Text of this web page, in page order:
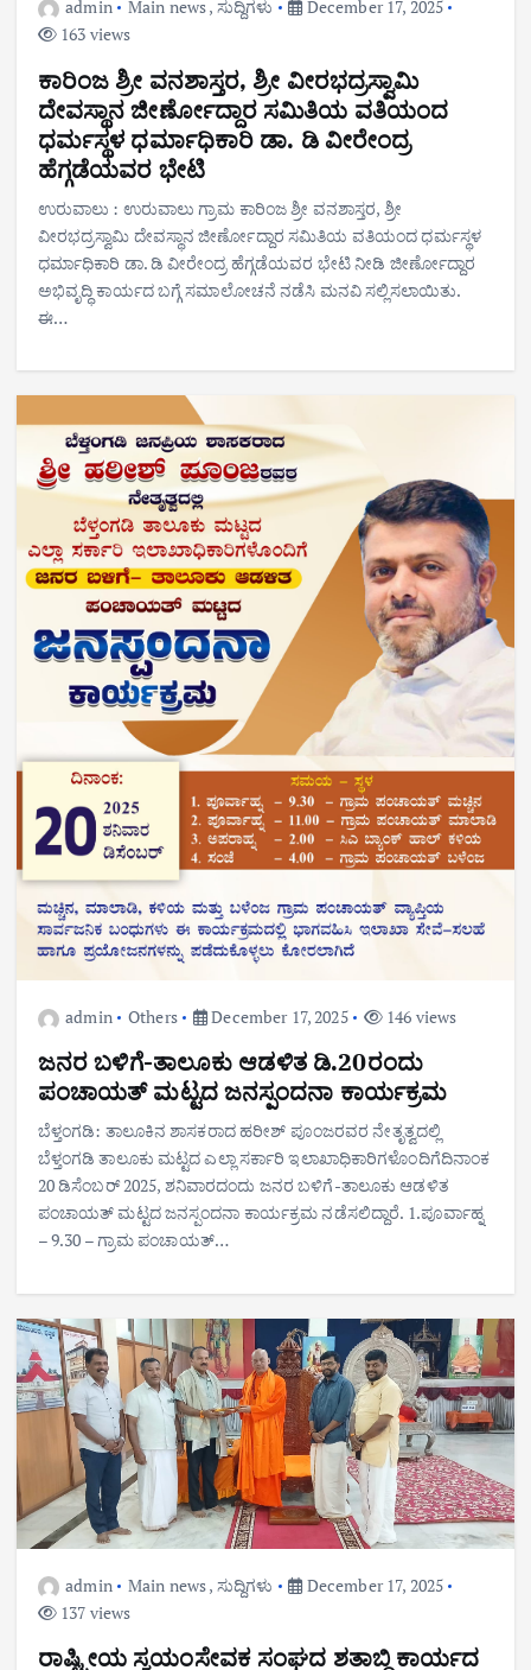
admin Main news, ಸುದ್ದಿಗಳು
December 17, 2025
163 views
ಕಾರಿಂಜ ಶ್ರೀ ವನಶಾಸ್ತರ, ಶ್ರೀ ವೀರಭದ್ರಸ್ವಾಮಿ
ದೇವಸ್ಥಾನ ಜೀರ್ಣೋದ್ದಾರ ಸಮಿತಿಯ ವತಿಯಂದ
ಧರ್ಮಸ್ಥಳ ಧರ್ಮಾಧಿಕಾರಿ ಡಾ. ಡಿ ವೀರೇಂದ್ರ
ಹೆಗ್ಗಡೆಯವರ ಭೇಟಿ
ಉರುವಾಲು : ಉರುವಾಲು ಗ್ರಾಮ ಕಾರಿಂಜ ಶ್ರೀ ವನಶಾಸ್ತರ, ಶ್ರೀ
ವೀರಭದ್ರಸ್ವಾಮಿ ದೇವಸ್ಥಾನ ಜೀರ್ಣೋದ್ದಾರ ಸಮಿತಿಯ ವತಿಯಂದ ಧರ್ಮಸ್ಥಳ
ಧರ್ಮಾಧಿಕಾರಿ ಡಾ. ಡಿ ವೀರೇಂದ್ರ ಹೆಗ್ಗಡೆಯವರ ಭೇಟಿ ನೀಡಿ ಜೀರ್ಣೋದ್ದಾರ
ಅಭಿವೃದ್ಧಿ ಕಾರ್ಯದ ಬಗ್ಗೆ ಸಮಾಲೋಚನೆ ನಡೆಸಿ ಮನವಿ ಸಲ್ಲಿಸಲಾಯಿತು.
ಈ…
admin Others December 17, 2025 146 views
ಜನರ ಬಳಿಗೆ-ತಾಲೂಕು ಆಡಳಿತ ಡಿ.20ರಂದು
ಪಂಚಾಯತ್ ಮಟ್ಟದ ಜನಸ್ಪಂದನಾ ಕಾರ್ಯಕ್ರಮ
ಬೆಳ್ತಂಗಡಿ: ತಾಲೂಕಿನ ಶಾಸಕರಾದ ಹರೀಶ್ ಪೂಂಜರವರ ನೇತೃತ್ವದಲ್ಲಿ
ಬೆಳ್ತಂಗಡಿ ತಾಲೂಕು ಮಟ್ಟದ ಎಲ್ಲಾ ಸರ್ಕಾರಿ ಇಲಾಖಾಧಿಕಾರಿಗಳೊಂದಿಗೆದಿನಾಂಕ
20 ಡಿಸೆಂಬರ್ 2025, ಶನಿವಾರದಂದು ಜನರ ಬಳಿಗೆ-ತಾಲೂಕು ಆಡಳಿತ
ಪಂಚಾಯತ್ ಮಟ್ಟದ ಜನಸ್ಪಂದನಾ ಕಾರ್ಯಕ್ರಮ ನಡೆಸಲಿದ್ದಾರೆ. 1.ಪೂರ್ವಾಹ್ನ
– 9.30 – ಗ್ರಾಮ ಪಂಚಾಯತ್…
admin Main news, ಸುದ್ದಿಗಳು
December 17, 2025
137 views
ರಾಷ್ಟ್ರೀಯ ಸ್ವಯಂಸೇವಕ ಸಂಘದ ಶತಾಬ್ದಿ ಕಾರ್ಯದ